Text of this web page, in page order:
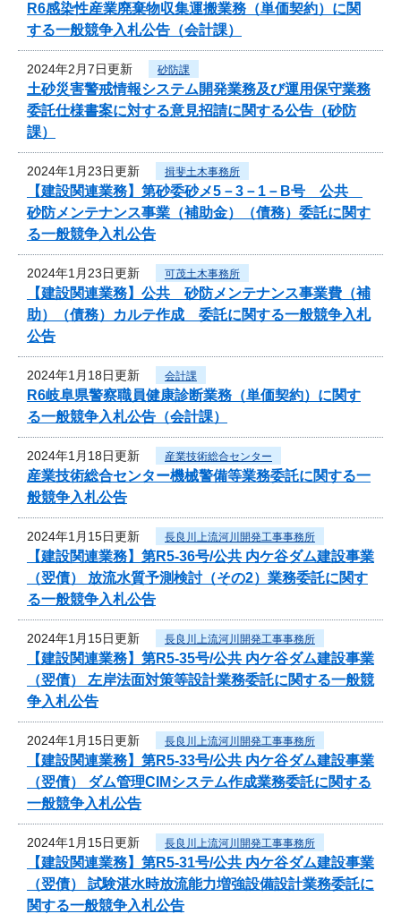
R6感染性産業廃棄物収集運搬業務（単価契約）に関
する一般競争入札公告（会計課）
2024年2月7日更新 砂防課
土砂災害警戒情報システム開発業務及び運用保守業務
委託仕様書案に対する意見招請に関する公告（砂防
課）
2024年1月23日更新 揖斐土木事務所
【建設関連業務】第砂委砂メ5－3－1－B号 公共
砂防メンテナンス事業（補助金）（債務）委託に関す
る一般競争入札公告
2024年1月23日更新 可茂土木事務所
【建設関連業務】公共 砂防メンテナンス事業費（補
助）（債務）カルテ作成 委託に関する一般競争入札
公告
2024年1月18日更新 会計課
R6岐阜県警察職員健康診断業務（単価契約）に関す
る一般競争入札公告（会計課）
2024年1月18日更新 産業技術総合センター
産業技術総合センター機械警備等業務委託に関する一
般競争入札公告
2024年1月15日更新 長良川上流河川開発工事事務所
【建設関連業務】第R5-36号/公共 内ケ谷ダム建設事業
（翌債） 放流水質予測検討（その2）業務委託に関す
る一般競争入札公告
2024年1月15日更新 長良川上流河川開発工事事務所
【建設関連業務】第R5-35号/公共 内ケ谷ダム建設事業
（翌債） 左岸法面対策等設計業務委託に関する一般競
争入札公告
2024年1月15日更新 長良川上流河川開発工事事務所
【建設関連業務】第R5-33号/公共 内ケ谷ダム建設事業
（翌債） ダム管理CIMシステム作成業務委託に関する
一般競争入札公告
2024年1月15日更新 長良川上流河川開発工事事務所
【建設関連業務】第R5-31号/公共 内ケ谷ダム建設事業
（翌債） 試験湛水時放流能力増強設備設計業務委託に
関する一般競争入札公告